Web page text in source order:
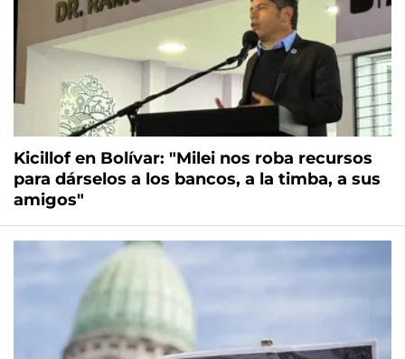
Kicillof en Bolívar: "Milei nos roba recursos
para dárselos a los bancos, a la timba, a sus
amigos"